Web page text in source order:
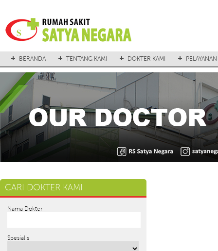
BERANDA TENTANG KAMI DOKTER KAMI PELAYANAN
CARI DOKTER KAMI
Nama Dokter
Spesialis